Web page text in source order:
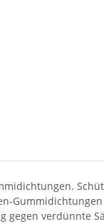
gegen verdünnte